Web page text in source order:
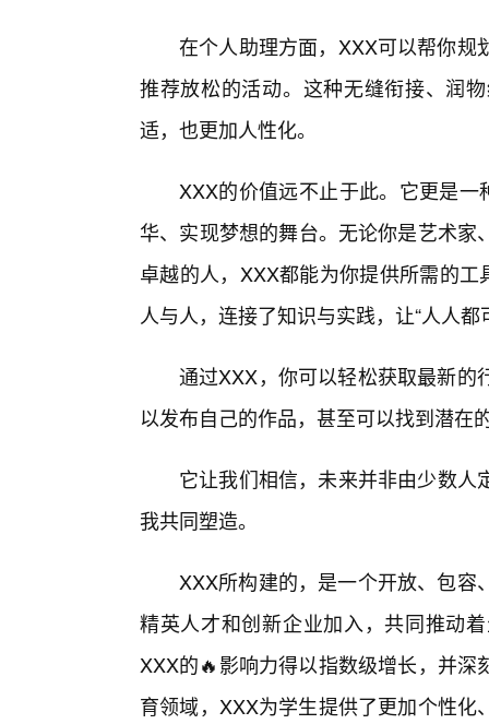
在个人助理方面，XXX可以帮你规
推荐放松的活动。这种无缝衔接、润
适，也更加人性化。
XXX的价值远不止于此。它更是一
华、实现梦想的舞台。无论你是艺术
卓越的人，XXX都能为你提供所需的
人与人，连接了知识与实践，让“人人
通过XXX，你可以轻松获取最新的
以发布自己的作品，甚至可以找到潜在
它让我们相信，未来并非由少数
我共同塑造。
XXX所构建的，是一个开放、包
精英人才和创新企业加入，共同推动
XXX的🔥影响力得以指数级增长，并
育领域，XXX为学生提供了更加个性